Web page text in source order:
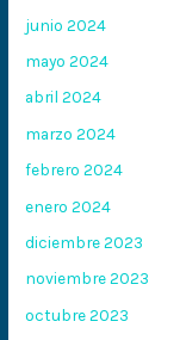
junio 2024
mayo 2024
abril 2024
marzo 2024
febrero 2024
enero 2024
diciembre 2023
noviembre 2023
octubre 2023